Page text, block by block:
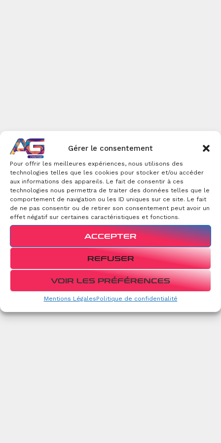
Gérer le consentement
Pour offrir les meilleures expériences, nous utilisons des
technologies telles que les cookies pour stocker et/ou accéder
aux informations des appareils. Le fait de consentir à ces
technologies nous permettra de traiter des données telles que le
comportement de navigation ou les ID uniques sur ce site. Le fait
de ne pas consentir ou de retirer son consentement peut avoir un
effet négatif sur certaines caractéristiques et fonctions.
ACCEPTER
REFUSER
VOIR LES PRÉFÉRENCES
Mentions LégalesPolitique de confidentialité